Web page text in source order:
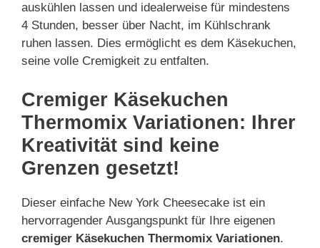
auskühlen lassen und idealerweise für mindestens
4 Stunden, besser über Nacht, im Kühlschrank
ruhen lassen. Dies ermöglicht es dem Käsekuchen,
seine volle Cremigkeit zu entfalten.
Cremiger Käsekuchen
Thermomix Variationen: Ihrer
Kreativität sind keine
Grenzen gesetzt!
Dieser einfache New York Cheesecake ist ein
hervorragender Ausgangspunkt für Ihre eigenen
cremiger Käsekuchen Thermomix Variationen.